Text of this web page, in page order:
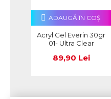
Acryl Gel Everin 30gr
01- Ultra Clear
89,90 Lei
ADAUGĂ ÎN COŞ